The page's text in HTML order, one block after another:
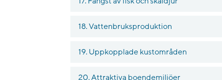
18. Vattenbruksproduktion
19. Uppkopplade kustområden
20. Attraktiva boendemiljöer